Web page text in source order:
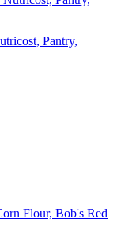
Pantry,